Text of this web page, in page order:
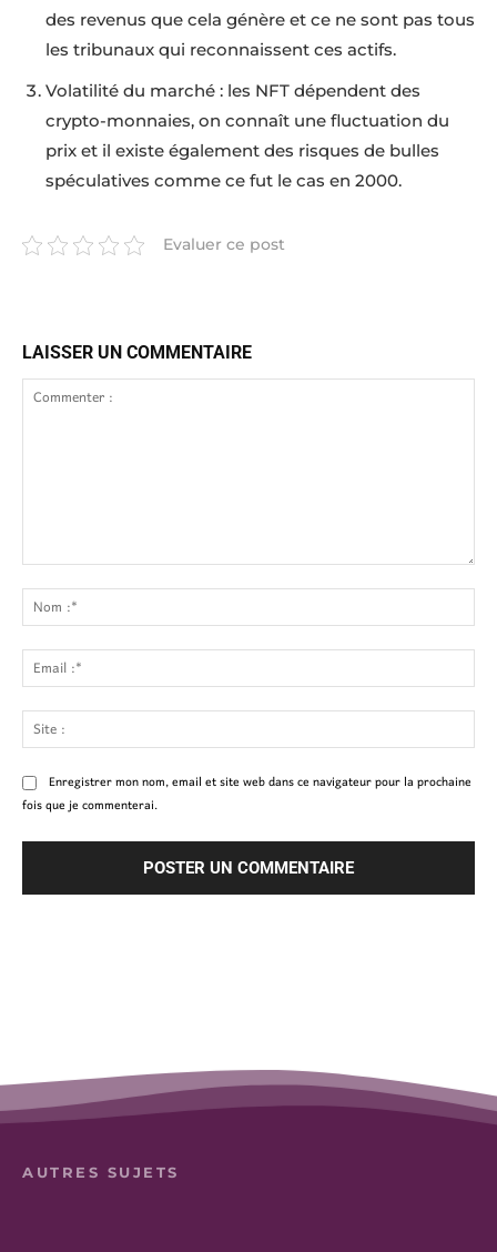
des revenus que cela génère et ce ne sont pas tous
les tribunaux qui reconnaissent ces actifs.
Volatilité du marché : les NFT dépendent des
crypto-monnaies, on connaît une fluctuation du
prix et il existe également des risques de bulles
spéculatives comme ce fut le cas en 2000.
Evaluer ce post
LAISSER UN COMMENTAIRE
:
:*
:*
:
Enregistrer mon nom, email et site web dans ce navigateur pour la prochaine
fois que je commenterai.
AUTRES SUJETS